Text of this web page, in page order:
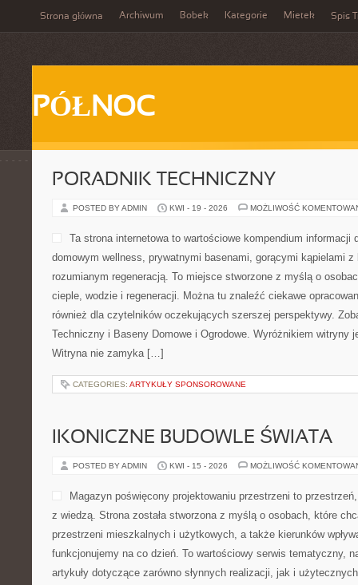
Strona główna Archiwum Bobek Kategorie Mietek Spis
PÓŁNOC
PORADNIK TECHNICZNY
POSTED BY ADMIN KWI - 19 - 2026 MOŻLIWOŚĆ
Ta strona internetowa to wartościowe kompendium informacji
domowym wellness, prywatnymi basenami, gorącymi kąpielami
rozumianym regeneracją. To miejsce stworzone z myślą o
cieple, wodzie i regeneracji. Można tu znaleźć ciekawe
również dla czytelników oczekujących szerszej perspektywy.
Techniczny i Baseny Domowe i Ogrodowe. Wyróżnikiem witryny
Witryna nie zamyka […]
CATEGORIES: ARTYKUŁY SPONSOROWANE
IKONICZNE BUDOWLE ŚWIATA
POSTED BY ADMIN KWI - 15 - 2026 MOŻLIWOŚĆ
Magazyn poświęcony projektowaniu przestrzeni to
z wiedzą. Strona została stworzona z myślą o osobach, które
przestrzeni mieszkalnych i użytkowych, a także kierunków
funkcjonujemy na co dzień. To wartościowy serwis tematyczny,
artykuły dotyczące zarówno słynnych realizacji, jak i